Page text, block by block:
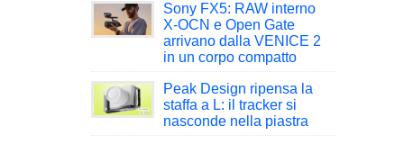
Sony FX5: RAW interno
X-OCN e Open Gate
arrivano dalla VENICE 2
in un corpo compatto
Peak Design ripensa la
staffa a L: il tracker si
nasconde nella piastra